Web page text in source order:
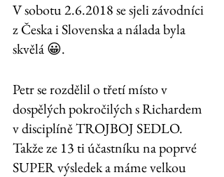
V sobotu 2.6.2018 se sjeli závodníci
z Česka i Slovenska a nálada byla
skvělá 😀.
Petr se rozdělil o třetí místo v
dospělých pokročilých s Richardem
v disciplíně TROJBOJ SEDLO.
Takže ze 13 ti účastníku na poprvé
SUPER výsledek a máme velkou